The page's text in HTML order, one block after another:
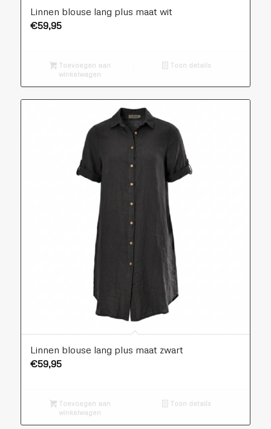
Linnen blouse lang plus maat wit
€59,95
Toevoegen aan
winkelwagen
Toon details
Linnen blouse lang plus maat zwart
€59,95
Toevoegen aan
winkelwagen
Toon details